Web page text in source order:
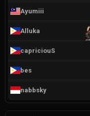
Ayumiii
Alluka
capriciouS
bes
nabbsky